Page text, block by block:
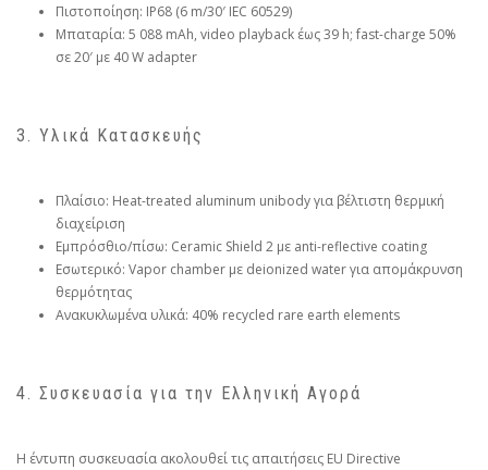
Πιστοποίηση: IP68 (6 m/30′ IEC 60529)
Μπαταρία: 5 088 mAh, video playback έως 39 h; fast-charge 50%
σε 20′ με 40 W adapter
3. Υλικά Κατασκευής
Πλαίσιο: Heat-treated aluminum unibody για βέλτιστη θερμική
διαχείριση
Εμπρόσθιο/πίσω: Ceramic Shield 2 με anti-reflective coating
Εσωτερικό: Vapor chamber με deionized water για απομάκρυνση
θερμότητας
Ανακυκλωμένα υλικά: 40% recycled rare earth elements
4. Συσκευασία για την Ελληνική Αγορά
Η έντυπη συσκευασία ακολουθεί τις απαιτήσεις EU Directive